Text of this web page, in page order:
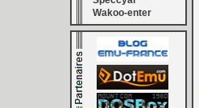
Wakoo-enter